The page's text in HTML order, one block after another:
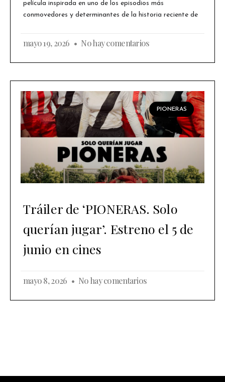
película inspirada en uno de los episodios más
conmovedores y determinantes de la historia reciente de
mayo 19, 2026 No hay comentarios
PIONERAS
Tráiler de ‘PIONERAS. Solo
querían jugar’. Estreno el 5 de
junio en cines
mayo 8, 2026 No hay comentarios